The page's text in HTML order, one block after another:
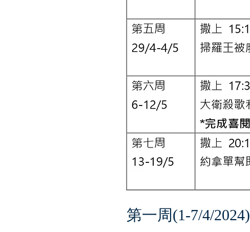
第一周(1-7/4/2024)